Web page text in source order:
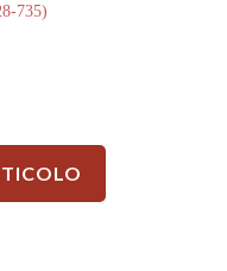
735)